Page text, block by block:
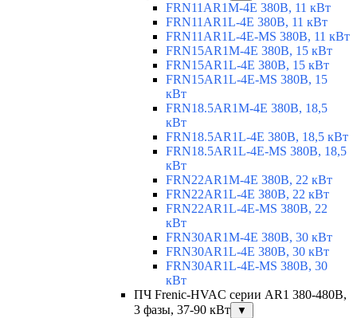
FRN11AR1M-4E 380В, 11 кВт
FRN11AR1L-4E 380В, 11 кВт
FRN11AR1L-4E-MS 380В, 11 кВт
FRN15AR1M-4E 380В, 15 кВт
FRN15AR1L-4E 380В, 15 кВт
FRN15AR1L-4E-MS 380В, 15
кВт
FRN18.5AR1M-4E 380В, 18,5
кВт
FRN18.5AR1L-4E 380В, 18,5 кВт
FRN18.5AR1L-4E-MS 380В, 18,5
кВт
FRN22AR1M-4E 380В, 22 кВт
FRN22AR1L-4E 380В, 22 кВт
FRN22AR1L-4E-MS 380В, 22
кВт
FRN30AR1M-4E 380В, 30 кВт
FRN30AR1L-4E 380В, 30 кВт
FRN30AR1L-4E-MS 380В, 30
кВт
ПЧ Frenic-HVAC серии AR1 380-480В,
3 фазы, 37-90 кВт
▼